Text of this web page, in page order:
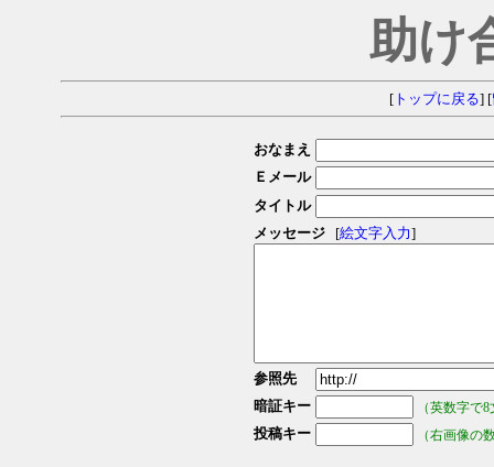
助け
[トップに戻る] [
おなまえ
Ｅメール
タイトル
メッセージ
[絵文字入力]
参照先
暗証キー
（英数字で
投稿キー （右画像の